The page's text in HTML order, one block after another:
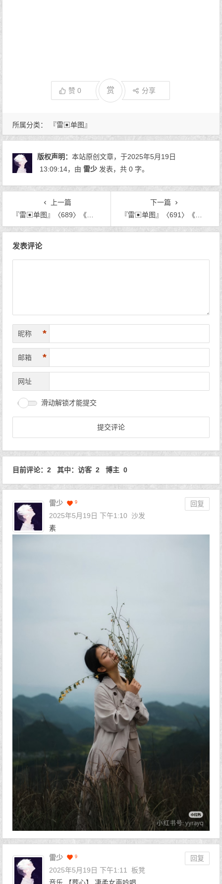
所属分类： 『雷▣单图』
赞 0 赏 分享
版权声明：本站原创文章，于2025年5月19日
13:09:14，由 雷少 发表，共 0 字。
上一篇
『雷▣单图』〈689〉《忆》
下一篇
『雷▣单图』〈691〉《那朵花》
发表评论
昵称 *
邮箱 *
网址
滑动解锁才能提交
目前评论：2 其中：访客 2 博主 0
雷少 9
回复
2025年5月19日 下午1:10
沙发
素
雷少 9
回复
2025年5月19日 下午1:11
板凳
音乐 【葬心】 凄柔女声吟唱